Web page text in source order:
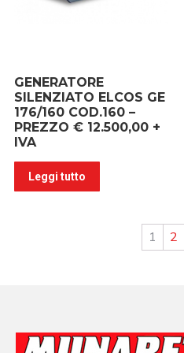
GENERATORE
SILENZIATO ELCOS GE
176/160 COD.160 –
PREZZO € 12.500,00 +
IVA
Leggi tutto
1 2